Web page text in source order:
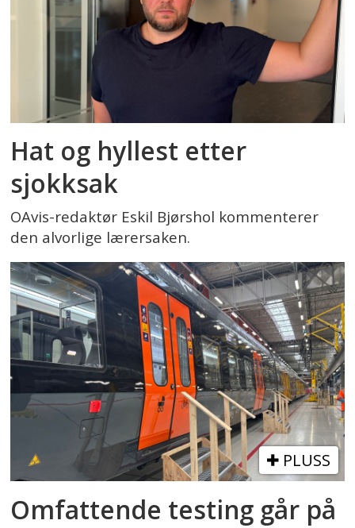
Hat og hyllest etter
sjokksak
OAvis-redaktør Eskil Bjørshol kommenterer
den alvorlige lærersaken.
PLUSS
Omfattende testing går på